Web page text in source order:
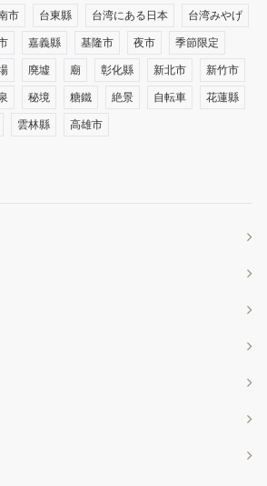
市 台東縣 台湾にある日本 台湾みやげ
嘉義縣 基隆市 夜市 季節限定
廃墟 廟 彰化縣 新北市 新竹市
秘境 糖鐵 絶景 自転車 花蓮縣
雲林縣 高雄市